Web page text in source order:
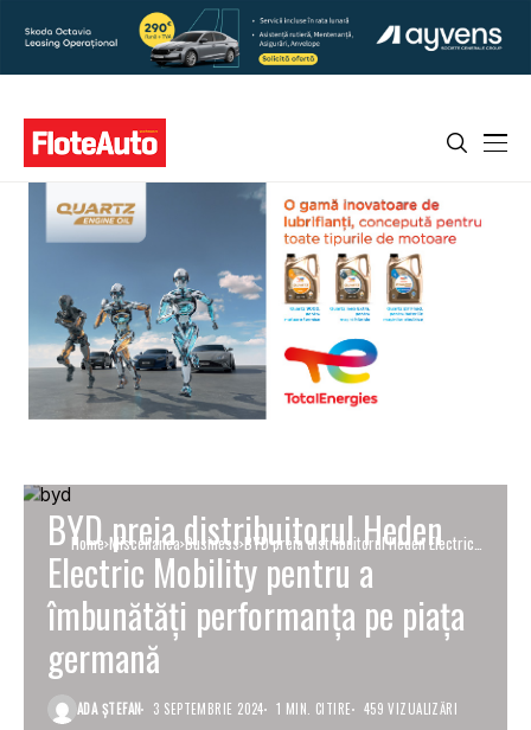
Home Miscellanea Business BYD preia distribuitorul Heden Electric
Mobility pentru a îmbunătăți performanța pe
piața germană
BYD preia distribuitorul Heden
Electric Mobility pentru a
îmbunătăți performanța pe piața
germană
ADA ȘTEFAN 3 SEPTEMBRIE 2024 1 MIN. CITIRE 459 VIZUALIZĂRI